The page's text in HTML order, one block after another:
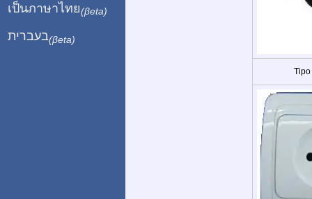
เป็นภาษาไทย(βeta)
בעברית(βeta)